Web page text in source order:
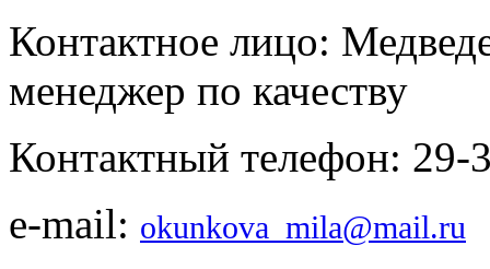
Контактное лицо:
менеджер по качеству
Контактный телефон:
е-mail: okunkova_mila@mail.ru